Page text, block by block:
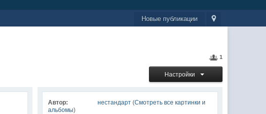
Новые публикации
1
Настройки
Автор: нестандарт(Смотреть все картинки и
альбомы)